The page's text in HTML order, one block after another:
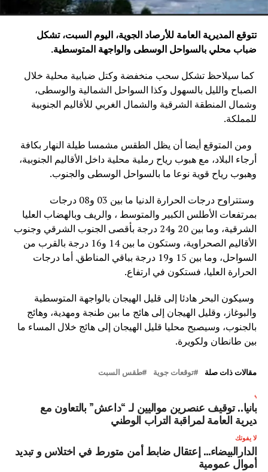
تتوقع المديرية العامة للأرصاد الجوية، اليوم السبت، تشكل
ضباب محلي بالسواحل الوسطى والواجهة المتوسطية.
كما سيلاحظ تشكل سحب منخفضة وكتل ضبابية محلية خلال
الصباح والليل بالسهول وكذا السواحل الشمالية والوسطى،
وشمال المنطقة الشرقية والشمال الغربي للأقاليم الجنوبية
للمملكة.
ومن المتوقع أيضا أن يظل الطقس مشمسا طيلة النهار بكافة
أرجاء البلاد، مع هبوب رياح رملية محلية داخل الأقاليم الجنوبية،
وهبوب رياح قوية نوعا ما بالسواحل الوسطى والجنوب.
وستتراوح درجات الحرارة الدنيا ما بين 03 و08 درجات
بمرتفعات الأطلس الكبير والمتوسط ، والريف وبالهضاب العليا
الشرقية، وما بين 20 و24 درجة بأقصى الجنوب الشرقي وجنوب
الأقاليم الصحراوية، وستكون ما بين 14 و16 درجة بالقرب من
السواحل، وما بين 15 و19 درجة بباقي المناطق. أما درجات
الحرارة العليا، فستكون في ارتفاع.
وسيكون البحر هادئا إلى قليل الهيجان بالواجهة المتوسطية
والبوغاز، وقليل الهيجان إلى هائج ما بين طنجة ومهدية، وهائج
بالجنوب، وسيصبح محليا قليل الهيجان إلى هائج خلال المساء ما
بين طانطان ولكويرة.
مقالات ذات صلة توقعات جوية طقس السبت
توقيف عنصرين مواليين لـ “داعش” بالتعاون مع
العامة لمراقبة التراب الوطني
لا يفوتك
الدارالبيضاء… إعتقال ضابط أمن متورط في اختلاس و تبديد
أموال عمومية